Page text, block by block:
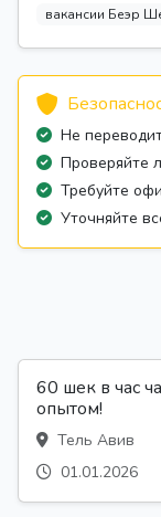
вакансии Беэр
Не
Проверяйте
Требуйте
Уточняйте
60 шек в час
опытом!
Тель Авив
01.01.2026